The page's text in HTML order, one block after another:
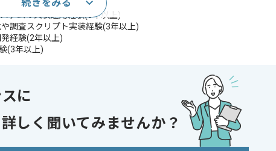
要件定義経験
テムの実装運用経験(5年以上)
調査スクリプト実装経験(3年以上)
経験(2年以上)
(3年以上)
またはDCOM環境での本番障害調査や性能改善経験
またはSysinternals等を用いた解析経験
対するPowerShell並列実行や自動採取経験
Log AnalyticsまたはKQLを用いたログ調査経験
界での開発経験
続きをみる
に
詳しく聞いてみませんか？